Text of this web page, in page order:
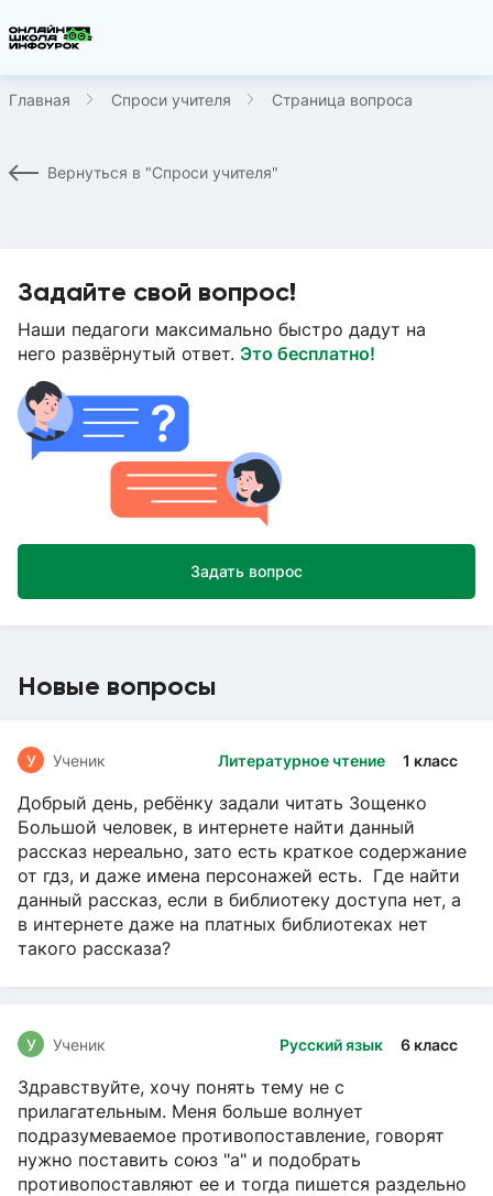
Главная Спроси учителя Страница вопроса
Вернуться в "Спроси учителя"
Задайте свой вопрос!
Наши педагоги максимально быстро дадут на
него развёрнутый ответ. Это бесплатно!
Задать вопрос
Новые вопросы
Литературное чтение 1 класс
У Ученик
Добрый день, ребёнку задали читать Зощенко
Большой человек, в интернете найти данный
рассказ нереально, зато есть краткое содержание
от гдз, и даже имена персонажей есть. Где найти
данный рассказ, если в библиотеку доступа нет, а
в интернете даже на платных библиотеках нет
такого рассказа?
Русский язык 6 класс
У Ученик
Здравствуйте, хочу понять тему не с
прилагательным. Меня больше волнует
подразумеваемое противопоставление, говорят
нужно поставить союз "а" и подобрать
противопоставляют ее и тогда пишется раздельно